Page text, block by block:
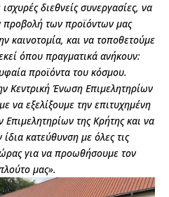
διεθνείς συνεργασίες, να
προβολή των προϊόντων μας
καινοτομία, και να τοποθετούμε
όπου πραγματικά ανήκουν:
προϊόντα του κόσμου.
Κεντρική Ένωση Επιμελητηρίων
να εξελίξουμε την επιτυχημένη
της Κρήτης και να
κατεύθυνση με όλες τις
για να προωθήσουμε τον
μας».